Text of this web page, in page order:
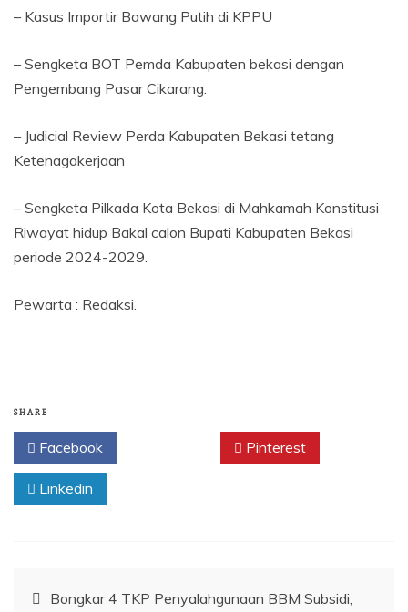
– Kasus Importir Bawang Putih di KPPU
– Sengketa BOT Pemda Kabupaten bekasi dengan
Pengembang Pasar Cikarang.
– Judicial Review Perda Kabupaten Bekasi tetang
Ketenagakerjaan
– Sengketa Pilkada Kota Bekasi di Mahkamah Konstitusi
Riwayat hidup Bakal calon Bupati Kabupaten Bekasi
periode 2024-2029.
Pewarta : Redaksi.
SHARE
Facebook Pinterest
Linkedin
Navigasi
Bongkar 4 TKP Penyalahgunaan BBM Subsidi,